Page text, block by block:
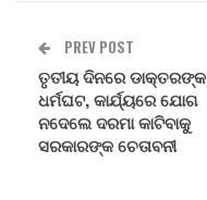
PREV POST
ତୃତୀୟ ଦିନରେ ଡାକ୍ତରଙ୍କ
ଧର୍ମଘଟ, କାର୍ଯ୍ୟରେ ଯୋଗ
ନଦେଲେ ଦରମା କାଟିବାକୁ
ସରକାରଙ୍କ ଚେତାବନୀ